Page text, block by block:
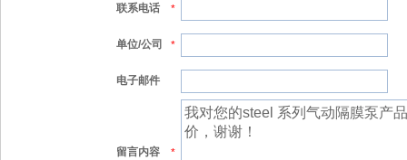
联系电话 *
单位/公司 *
电子邮件
留言内容 *